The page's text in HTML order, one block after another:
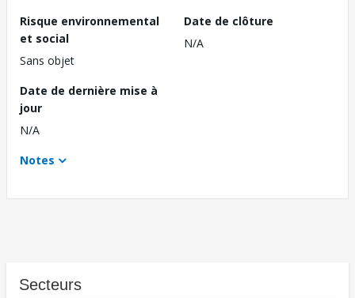
Risque environnemental
et social
Sans objet
Date de clôture
N/A
Date de dernière mise à
jour
N/A
Notes
Secteurs